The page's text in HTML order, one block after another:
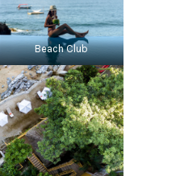
Beach Club